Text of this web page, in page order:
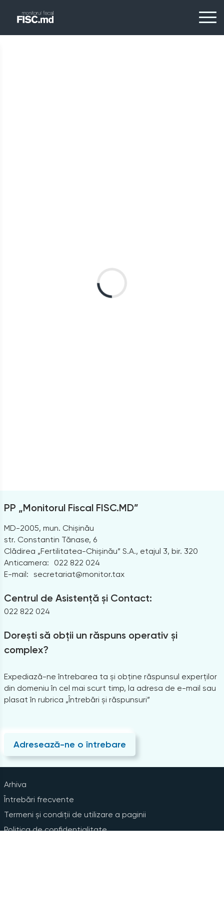
PP „Monitorul Fiscal FISC.MD”
MD-2005, mun. Chișinău
str. Constantin Tănase, 6
Clădirea „Fertilitatea-Chișinău” S.A., etajul 3, bir. 320
Anticamera:
022 822 024
E-mail: secretariat@monitor.tax
Centrul de Asistență și Contact:
022 822 024
Dorești să obții un răspuns operativ și
complex?
Expediază-ne întrebarea ta și obține răspunsul experților
din domeniu în cel mai scurt timp, la adresa de e-mail sau
plasat în rubrica „Întrebări și răspunsuri”
Adresează-ne o întrebare
Arhiva
Întrebări frecvente
Termeni și condiții de utilizare a paginii
Politica de confidențialitate